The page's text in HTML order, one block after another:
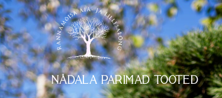
NÄDALA PARIMAD TOOTED